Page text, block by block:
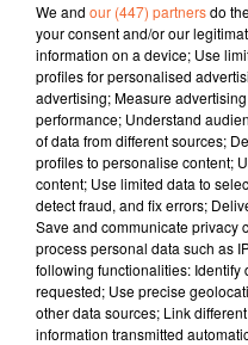
19 mai 2023 - 12 min 35
JOURNAL DU VENDREDI
Patrice Bémanangy
L'info près de chez vous.
Deux projets majeurs à
vont être lancés par
Argentonnay.
Le Trophée citoyenneté
2B décerné à l'Espace
Moncoutant-sur-Sèvre (
We and our (447) partnersdo
your consent and/or our
information on a device; Use
profiles for personalised
advertising; Measure
performance; Understand
of data from different sources;
profiles to personalise content;
content; Use limited data to
detect fraud, and fix errors;
Save and communicate privacy
process personal data such as
following functionalities:
requested; Use precise
other data sources; Link
information transmitted